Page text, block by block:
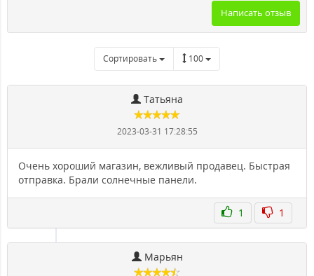
Написать отзыв
Сортировать 100
Татьяна
2023-03-31 17:28:55
Очень хороший магазин, вежливый продавец. Быстрая
отправка. Брали солнечные панели.
1 1
Марьян